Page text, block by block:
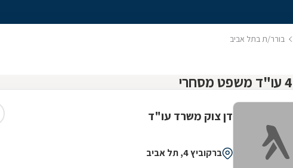
בורר/ת בתל אביב
דן צוק משרד עו"ד
ברקוביץ 4, תל אביב